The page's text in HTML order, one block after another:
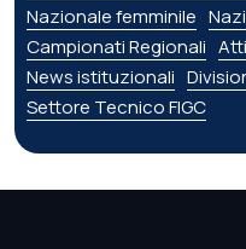
Nazionale femminile
Campionati Regionali
News istituzionali
Settore Tecnico FIGC